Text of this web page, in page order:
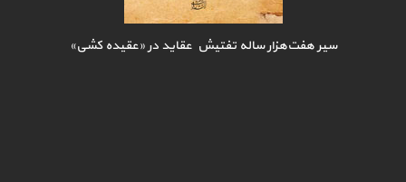
سیر هفت‌هزار ساله تفتیش عقاید در «عقیده کشی»